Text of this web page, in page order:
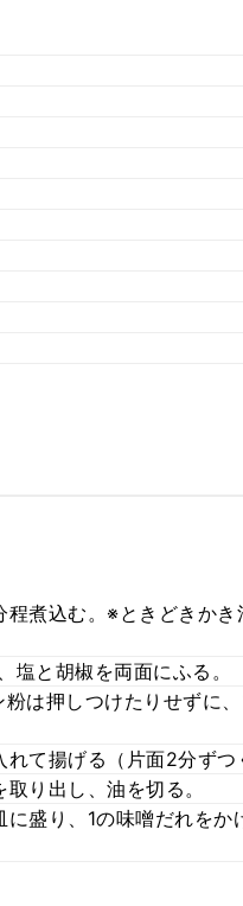
程煮込む。※ときどきか
と胡椒を両面にふる。
は押しつけたりせずに、
て揚げる（片面2分ずつ
り出し、油を切る。
盛り、1の味噌だれをか